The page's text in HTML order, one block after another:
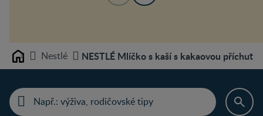
Home Nestlé NESTLÉ Mlíčko s kaší s kakaovou příchutí